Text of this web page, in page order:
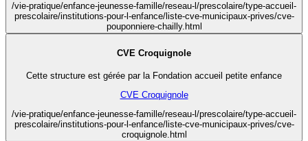
/vie-pratique/enfance-jeunesse-famille/reseau-l/prescolaire/type-accueil-
prescolaire/institutions-pour-l-enfance/liste-cve-municipaux-prives/cve-
pouponniere-chailly.html
CVE Croquignole
Cette structure est gérée par la Fondation accueil petite enfance
CVE Croquignole
/vie-pratique/enfance-jeunesse-famille/reseau-l/prescolaire/type-accueil-
prescolaire/institutions-pour-l-enfance/liste-cve-municipaux-prives/cve-
croquignole.html